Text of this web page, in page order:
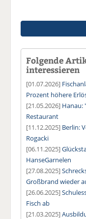
Folgende
interessieren
[01.07.2026]
Prozent höhere
[21.05.2026] Hanau:
Restaurant
[11.12.2025] Berlin:
Rogacki
[06.11.2025]
HanseGarnelen
[27.08.2025]
Großbrand wieder
[26.06.2025]
Fisch ab
[21.03.2025]